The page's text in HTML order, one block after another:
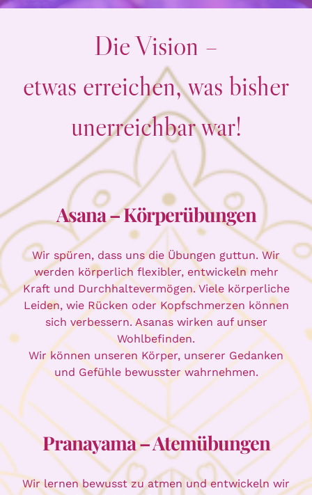
Die Vision –
etwas erreichen, was bisher
unerreichbar war!
Asana – Körperübungen
Wir spüren, dass uns die Übungen guttun. Wir
werden körperlich flexibler, entwickeln mehr
Kraft und Durchhaltevermögen. Viele körperliche
Leiden, wie Rücken oder Kopfschmerzen können
sich verbessern. Asanas wirken auf unser
Wohlbefinden.
Wir können unseren Körper, unserer Gedanken
und Gefühle bewusster wahrnehmen.
Pranayama – Atemübungen
Wir lernen bewusst zu atmen und entwickeln wir